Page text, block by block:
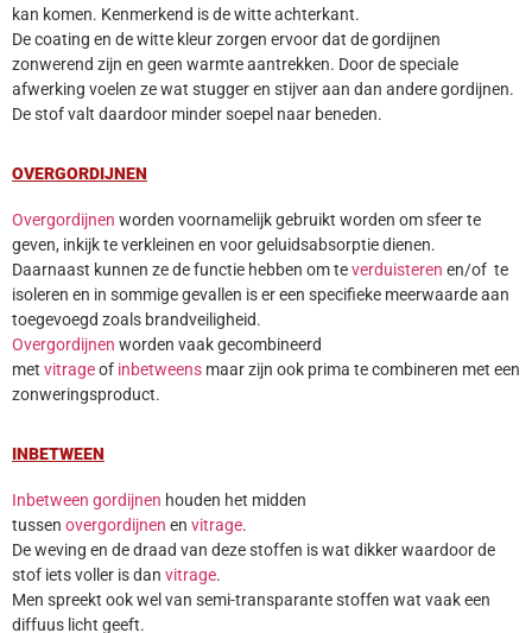
kan komen. Kenmerkend is de witte achterkant.
De coating en de witte kleur zorgen ervoor dat de gordijnen
zonwerend zijn en geen warmte aantrekken. Door de speciale
afwerking voelen ze wat stugger en stijver aan dan andere gordijnen.
De stof valt daardoor minder soepel naar beneden.
OVERGORDIJNEN
Overgordijnen worden voornamelijk gebruikt worden om sfeer te
geven, inkijk te verkleinen en voor geluidsabsorptie dienen.
Daarnaast kunnen ze de functie hebben om teverduisteren en/of te
isoleren en in sommige gevallen is er een specifieke meerwaarde aan
toegevoegd zoals brandveiligheid.
Overgordijnen worden vaak gecombineerd
met vitrageof inbetweens maar zijn ook prima te combineren met een
zonweringsproduct.
INBETWEEN
Inbetween gordijnen houden het midden
tussen overgordijnen en vitrage.
De weving en de draad van deze stoffen is wat dikker waardoor de
stof iets voller is dan vitrage.
Men spreekt ook wel van semi-transparante stoffen wat vaak een
diffuus licht geeft.